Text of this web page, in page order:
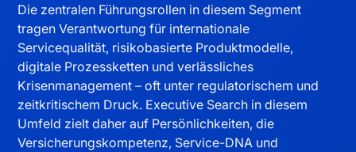
Die zentralen Führungsrollen in diesem Segment
tragen Verantwortung für internationale
Servicequalität, risikobasierte Produktmodelle,
digitale Prozessketten und verlässliches
Krisenmanagement – oft unter regulatorischem und
zeitkritischem Druck. Executive Search in diesem
Umfeld zielt daher auf Persönlichkeiten, die
Versicherungskompetenz, Service-DNA und